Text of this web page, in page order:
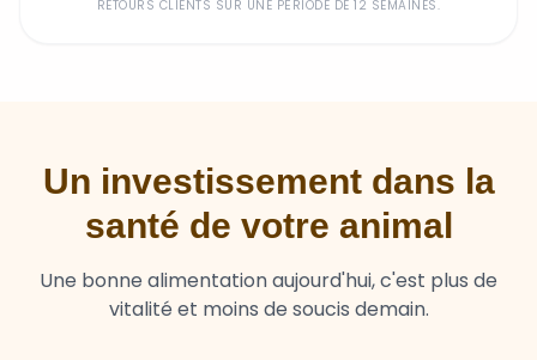
RETOURS CLIENTS SUR UNE PÉRIODE DE 12 SEMAINES.
Un investissement dans la
santé de votre animal
Une bonne alimentation aujourd'hui, c'est plus de
vitalité et moins de soucis demain.